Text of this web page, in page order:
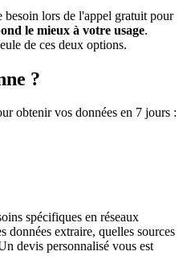
besoin lors de l'appel gratuit pour
le mieux à votre usage.
de ces deux options.
?
obtenir vos données en 7 jours :
spécifiques en réseaux
données extraire, quelles sources
devis personnalisé vous est